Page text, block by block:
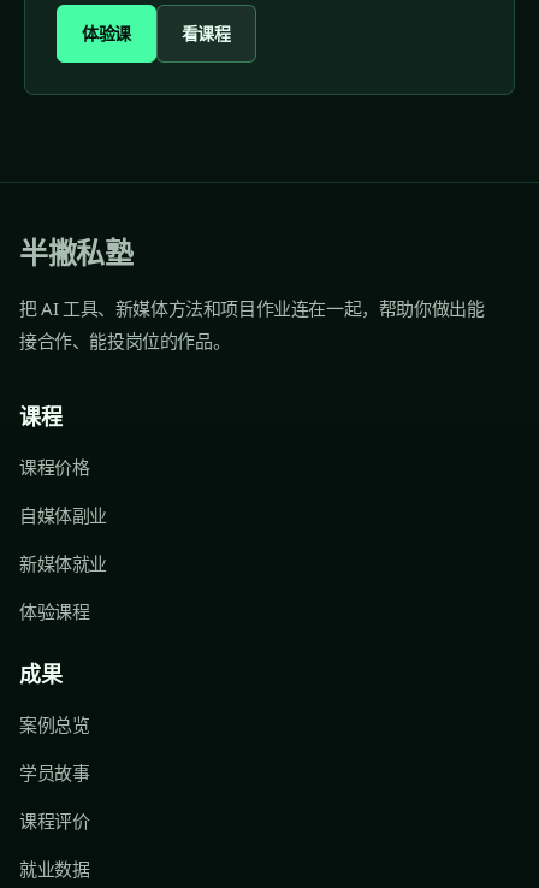
体验课 看课程
半撇私塾
把 AI 工具、新媒体方法和项目作业连在一起，帮助你做出能
接合作、能投岗位的作品。
课程
课程价格
自媒体副业
新媒体就业
体验课程
成果
案例总览
学员故事
课程评价
就业数据